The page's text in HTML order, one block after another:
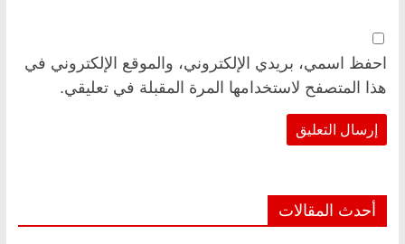
احفظ اسمي، بريدي الإلكتروني، والموقع الإلكتروني في
هذا المتصفح لاستخدامها المرة المقبلة في تعليقي.
أحدث المقالات